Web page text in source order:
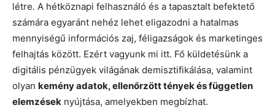
létre. A hétköznapi felhasználó és a tapasztalt befektető
számára egyaránt nehéz lehet eligazodni a hatalmas
mennyiségű információs zaj, féligazságok és marketinges
felhajtás között. Ezért vagyunk mi itt. Fő küldetésünk a
digitális pénzügyek világának demisztifikálása, valamint
olyan kemény adatok, ellenőrzött tények és független
elemzések nyújtása, amelyekben megbízhat.